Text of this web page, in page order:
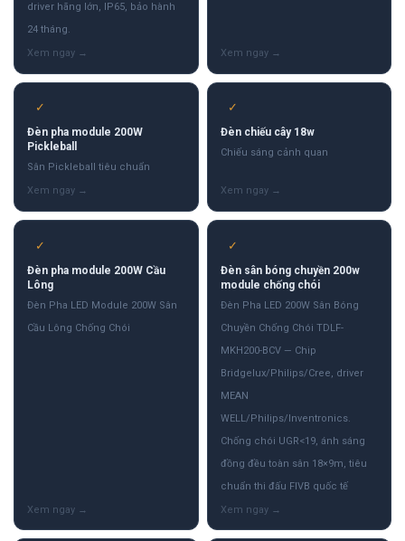
driver hãng lớn, IP65, bảo hành
24 tháng.
✓
Đèn pha module 200W
Pickleball
Sân Pickleball tiêu chuẩn
✓
Đèn chiếu cây 18w
Chiếu sáng cảnh quan
✓
Đèn pha module 200W Cầu
Lông
Đèn Pha LED Module 200W Sân
Cầu Lông Chống Chói
✓
Đèn sân bóng chuyền 200w
module chống chói
Đèn Pha LED 200W Sân Bóng
Chuyền Chống Chói TDLF-
MKH200-BCV — Chip
Bridgelux/Philips/Cree, driver
MEAN
WELL/Philips/Inventronics.
Chống chói UGR<19, ánh sáng
đồng đều toàn sân 18×9m, tiêu
chuẩn thi đấu FIVB quốc tế